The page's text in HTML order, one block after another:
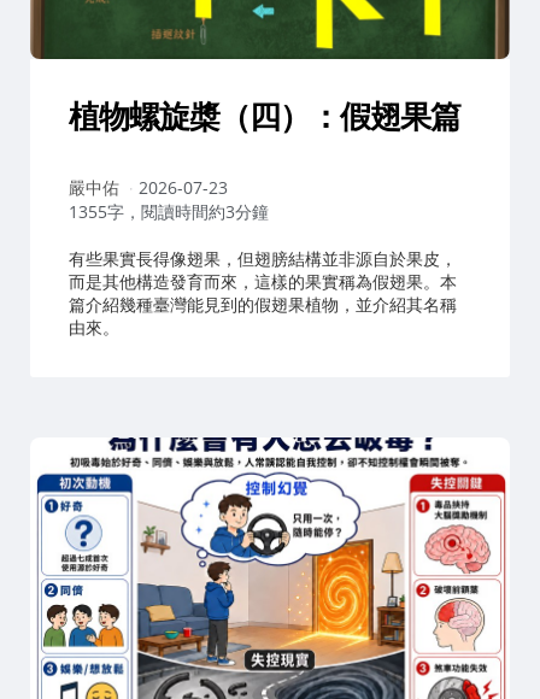
植物螺旋槳（四）：假翅果篇
作
者：
嚴中佑
2026-07-23
1355字，閱讀時間約3分鐘
有些果實長得像翅果，但翅膀結構並非源自於果皮，
而是其他構造發育而來，這樣的果實稱為假翅果。本
篇介紹幾種臺灣能見到的假翅果植物，並介紹其名稱
由來。